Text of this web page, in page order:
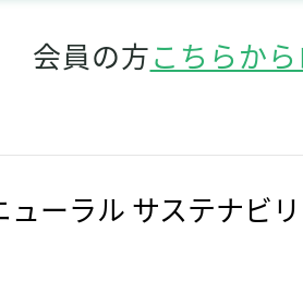
会員の方こちらか
ューラル サステナビ